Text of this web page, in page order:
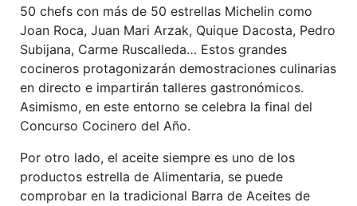
50 chefs con más de 50 estrellas Michelin como
Joan Roca, Juan Mari Arzak, Quique Dacosta, Pedro
Subijana, Carme Ruscalleda… Estos grandes
cocineros protagonizarán demostraciones culinarias
en directo e impartirán talleres gastronómicos.
Asimismo, en este entorno se celebra la final del
Concurso Cocinero del Año.
Por otro lado, el aceite siempre es uno de los
productos estrella de Alimentaria, se puede
comprobar en la tradicional Barra de Aceites de